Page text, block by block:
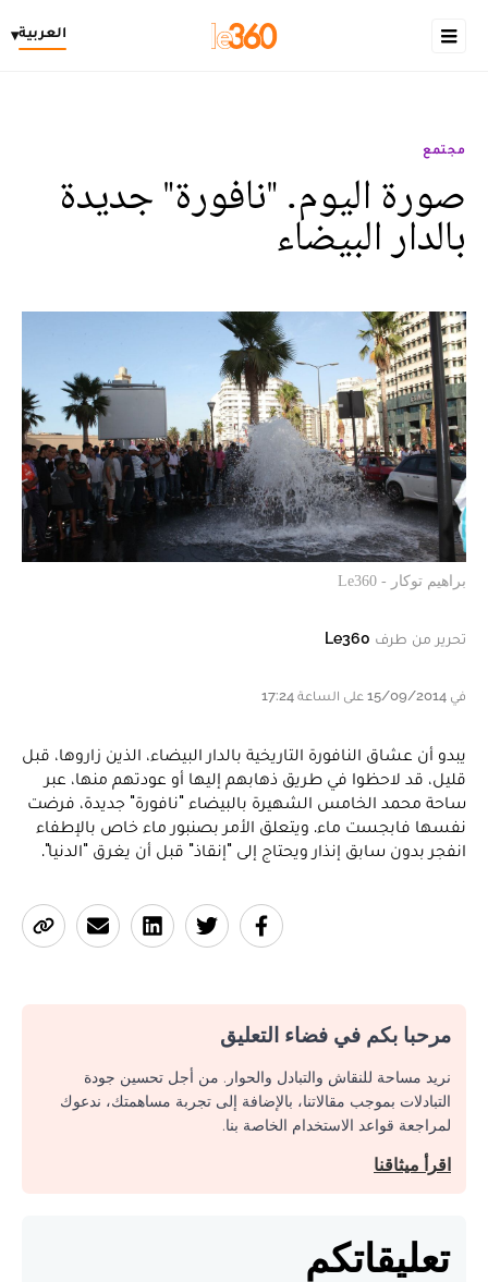
العربية▾
مجتمع
صورة اليوم. "نافورة" جديدة
بالدار البيضاء
براهيم توكار - Le360
تحرير من طرف Le360
في 15/09/2014 على الساعة 17:24
يبدو أن عشاق النافورة التاريخية بالدار البيضاء، الذين زاروها، قبل
قليل، قد لاحظوا في طريق ذهابهم إليها أو عودتهم منها، عبر
ساحة محمد الخامس الشهيرة بالبيضاء "نافورة" جديدة، فرضت
نفسها فابجست ماء. ويتعلق الأمر بصنبور ماء خاص بالإطفاء
انفجر بدون سابق إنذار ويحتاج إلى "إنقاذ" قبل أن يغرق "الدنيا".
مرحبا بكم في فضاء التعليق
نريد مساحة للنقاش والتبادل والحوار. من أجل تحسين جودة
التبادلات بموجب مقالاتنا، بالإضافة إلى تجربة مساهمتك، ندعوك
لمراجعة قواعد الاستخدام الخاصة بنا.
اقرأ ميثاقنا
تعليقاتكم